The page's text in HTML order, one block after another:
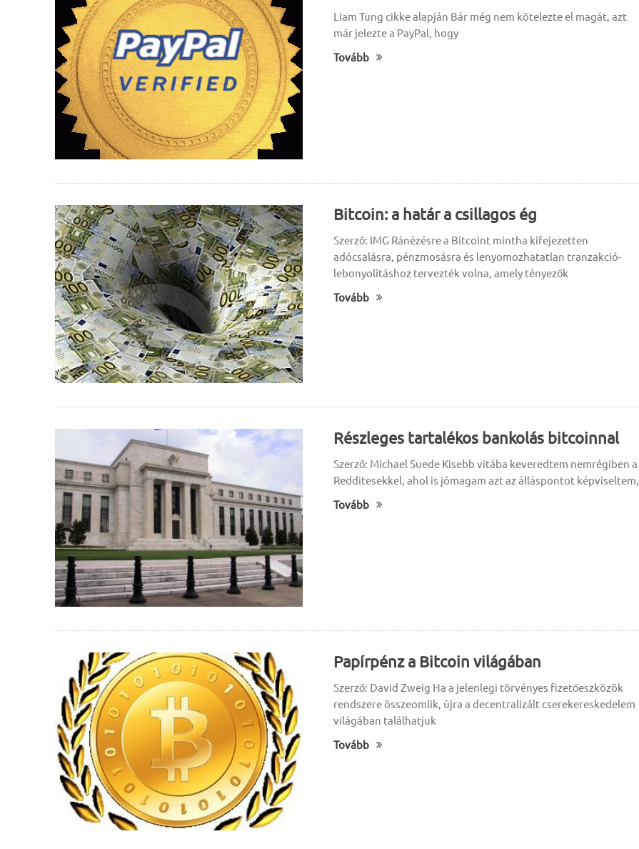
Liam Tung cikke alapján Bár még nem kötelezte el magát, azt
már jelezte a PayPal, hogy
Tovább
Bitcoin: a határ a csillagos ég
Szerző: IMG Ránézésre a Bitcoint mintha kifejezetten
adócsalásra, pénzmosásra és lenyomozhatatlan tranzakció-
lebonyolításhoz tervezték volna, amely tényezők
Tovább
Részleges tartalékos bankolás bitcoinnal
Szerző: Michael Suede Kisebb vitába keveredtem nemrégiben a
Redditesekkel, ahol is jómagam azt az álláspontot képviseltem,
Tovább
Papírpénz a Bitcoin világában
Szerző: David Zweig Ha a jelenlegi törvényes fizetőeszközök
rendszere összeomlik, újra a decentralizált cserekereskedelem
világában találhatjuk
Tovább